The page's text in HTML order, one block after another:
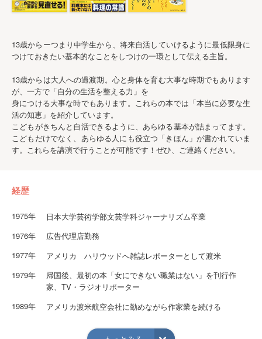
13歳からーつまり中学生から、将来自活していけるように最低限身に
つけておきたい基本的なことをしつけの一環として伝える主旨。
13歳からは大人への過渡期。心と身体を育む大事な時期でもあります
が、一方で「自分の生活を整える力」を
身につける大事な時でもあります。これらの本では「本当に必要な生
活の知恵」を紹介しています。
こどもがきちんと自活できるように、あらゆる基本が詰まってます。
こどもだけでなく、あらゆる人にも役立つ「きほん」が書かれていま
す。これらを講演で行うことが可能です！ぜひ、ご連絡ください。
経歴
1975年
日本大学芸術学部文芸学科ジャーナリズム卒業
1976年
広告代理店勤務
1977年
アメリカ ハリウッドへ雑誌レポーターとして渡米
1979年
帰国後、最初の本「女にできない職業はない」を刊行作
家、TV・ラジオリポーター
1989年
アメリカ渡米航空会社に勤めながら作家業を続ける
アメリカにて英語の本「GREEN TEA LIVING]（環境を大切